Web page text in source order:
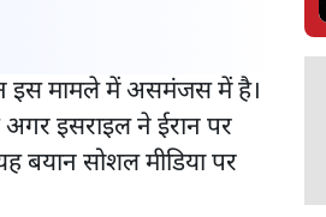
इस मामले में असमंजस में है।
अगर इसराइल ने ईरान पर
बयान सोशल मीडिया पर